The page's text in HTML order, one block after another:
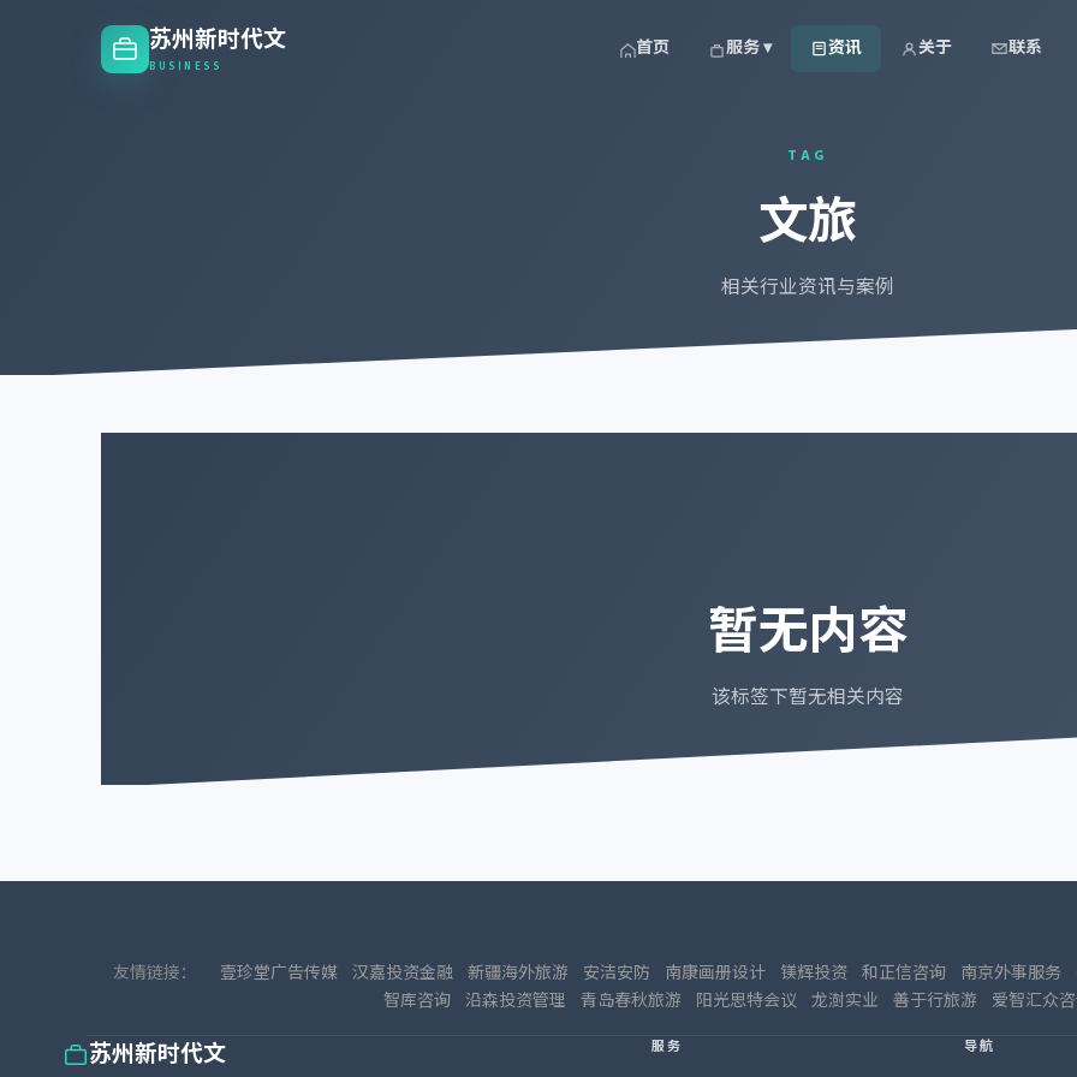
苏州新时代文
BUSINESS
首页 服务 ▾ 资讯 关于 联系
TAG
文旅
相关行业资讯与案例
暂无内容
该标签下暂无相关内容
友情链接： 壹珍堂广告传媒 汉嘉投资金融 新疆海外旅游 安洁安防 南康画册设计 镁辉投资 和正信咨询 南京外事服务
智库咨询
沿森投资管理 青岛春秋旅游 阳光思特会议 龙澍实业 善于行旅游 爱智汇众
苏州新时代文 服务 导航